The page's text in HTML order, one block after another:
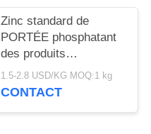
Zinc standard de
PORTÉE phosphatant
des produits
chimiques, inhibiteur
de corrosion de
1.5-2.8 USD/KG MOQ:1 kg
CONTACT